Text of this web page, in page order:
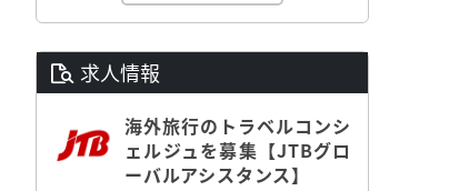
求人情報
海外旅行のトラベルコンシ
ェルジュを募集【JTBグロ
ーバルアシスタンス】